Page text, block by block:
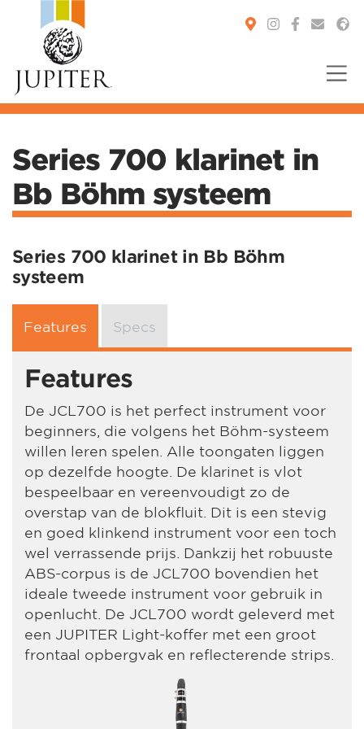
Series 700 klarinet in
Bb Böhm systeem
Series 700 klarinet in Bb Böhm
systeem
Features Specs
Features
De JCL700 is het perfect instrument voor
beginners, die volgens het Böhm-systeem
willen leren spelen. Alle toongaten liggen
op dezelfde hoogte. De klarinet is vlot
bespeelbaar en vereenvoudigt zo de
overstap van de blokfluit. Dit is een stevig
en goed klinkend instrument voor een toch
wel verrassende prijs. Dankzij het robuuste
ABS-corpus is de JCL700 bovendien het
ideale tweede instrument voor gebruik in
openlucht. De JCL700 wordt geleverd met
een JUPITER Light-koffer met een groot
frontaal opbergvak en reflecterende strips.